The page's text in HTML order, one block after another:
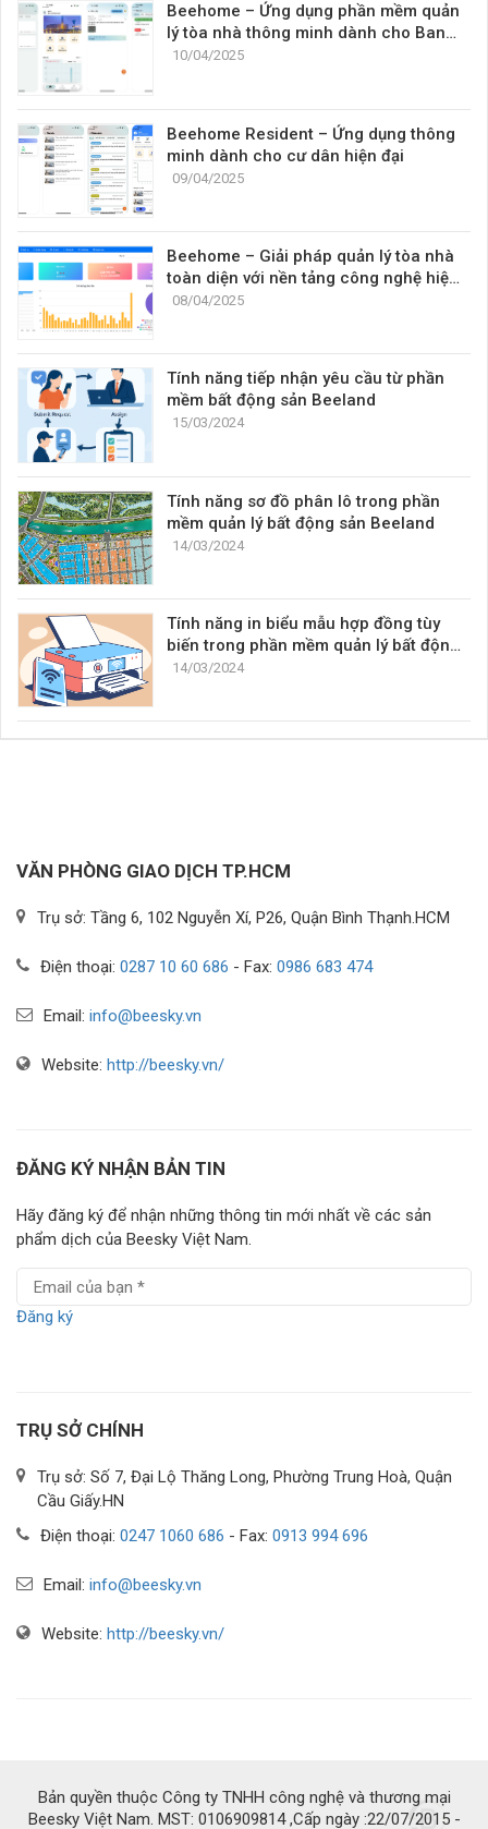
Beehome – Ứng dụng phần mềm quản
lý tòa nhà thông minh dành cho Ban
quản lý
10/04/2025
Beehome Resident – Ứng dụng thông
minh dành cho cư dân hiện đại
09/04/2025
Beehome – Giải pháp quản lý tòa nhà
toàn diện với nền tảng công nghệ hiện
đại
08/04/2025
Tính năng tiếp nhận yêu cầu từ phần
mềm bất động sản Beeland
15/03/2024
Tính năng sơ đồ phân lô trong phần
mềm quản lý bất động sản Beeland
14/03/2024
Tính năng in biểu mẫu hợp đồng tùy
biến trong phần mềm quản lý bất động
sản Beeland
14/03/2024
VĂN PHÒNG GIAO DỊCH TP.HCM
Trụ sở: Tầng 6, 102 Nguyễn Xí, P26, Quận Bình Thạnh.HCM
Điện thoại: 0287 10 60 686 - Fax: 0986 683 474
Email: info@beesky.vn
Website: http://beesky.vn/
ĐĂNG KÝ NHẬN BẢN TIN
Hãy đăng ký để nhận những thông tin mới nhất về các sản
phẩm dịch của Beesky Việt Nam.
Đăng ký
TRỤ SỞ CHÍNH
Trụ sở: Số 7, Đại Lộ Thăng Long, Phường Trung Hoà, Quận
Cầu Giấy.HN
Điện thoại: 0247 1060 686 - Fax: 0913 994 696
Email: info@beesky.vn
Website: http://beesky.vn/
Bản quyền thuộc Công ty TNHH công nghệ và thương mại
Beesky Việt Nam. MST: 0106909814 ,Cấp ngày :22/07/2015 -